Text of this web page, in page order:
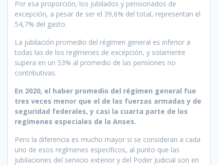
Por esa proporción, los jubilados y pensionados de
excepción, a pesar de ser el 39,6% del total, representan el
54,7% del gasto.
La jubilación promedio del régimen general es inferior a
todas las de los regímenes de excepción, y solamente
supera en un 53% al promedio de las pensiones no
contributivas.
En 2020, el haber promedio del régimen general fue
tres veces menor que el de las fuerzas armadas y de
seguridad federales, y casi la cuarta parte de los
regímenes especiales de la Anses.
Pero la diferencia es mucho mayor si se consideran a cada
uno de esos regímenes específicos, al punto que las
jubilaciones del servicio exterior y del Poder Judicial son en